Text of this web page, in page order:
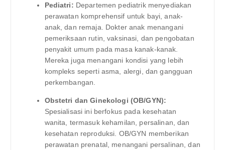
Pediatri: Departemen pediatrik menyediakan
perawatan komprehensif untuk bayi, anak-
anak, dan remaja. Dokter anak menangani
pemeriksaan rutin, vaksinasi, dan pengobatan
penyakit umum pada masa kanak-kanak.
Mereka juga menangani kondisi yang lebih
kompleks seperti asma, alergi, dan gangguan
perkembangan.
Obstetri dan Ginekologi (OB/GYN):
Spesialisasi ini berfokus pada kesehatan
wanita, termasuk kehamilan, persalinan, dan
kesehatan reproduksi. OB/GYN memberikan
perawatan prenatal, menangani persalinan, dan